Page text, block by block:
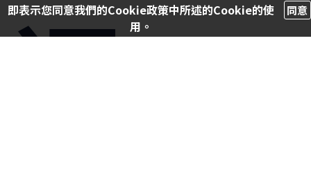
週
即表示您同意我們的Cookie政策中所述的Cookie的使
用。
同意